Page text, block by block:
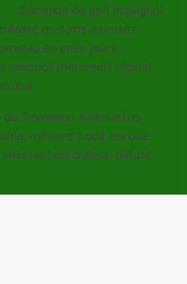
champion de golf espagnol
en soins intensifs
en onze jours,
annoncé mercredi l’hôpital
Severiano Ballesteros
même s’il doit encore
le bref bulletin diffusé